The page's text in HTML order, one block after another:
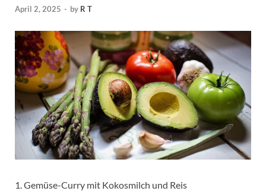
April 2, 2025 - by R T
1. Gemüse-Curry mit Kokosmilch und Reis